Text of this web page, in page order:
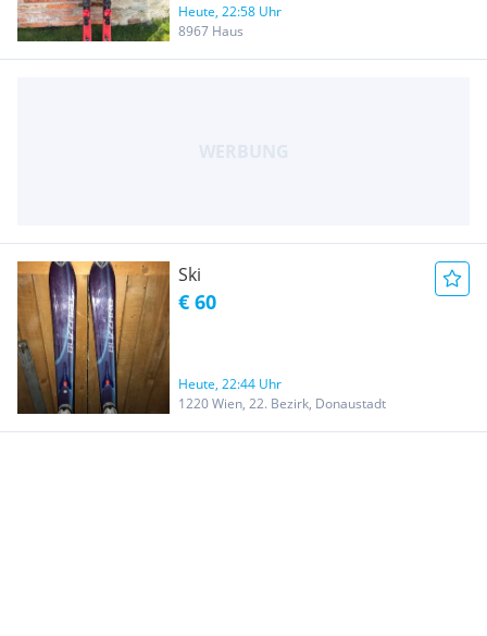
Heute, 22:58 Uhr
8967 Haus
Ski
€ 60
Heute, 22:44 Uhr
1220 Wien, 22. Bezirk, Donaustadt